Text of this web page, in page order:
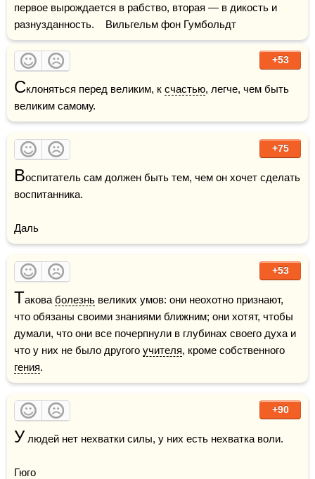
первое вырождается в рабство, вторая — в дикость и
разнузданность.    Вильгельм фон Гумбольдт
+53
Склоняться перед великим, к счастью, легче, чем быть
великим самому.
+75
Воспитатель сам должен быть тем, чем он хочет сделать
воспитанника.
Даль
+53
Такова болезнь великих умов: они неохотно признают,
что обязаны своими знаниями ближним; они хотят, чтобы
думали, что они все почерпнули в глубинах своего духа и
что у них не было другого учителя
гения.
+90
У людей нет нехватки силы, у них есть нехватка воли.
Гюго